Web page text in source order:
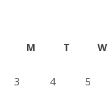
M
T W
3
4 5